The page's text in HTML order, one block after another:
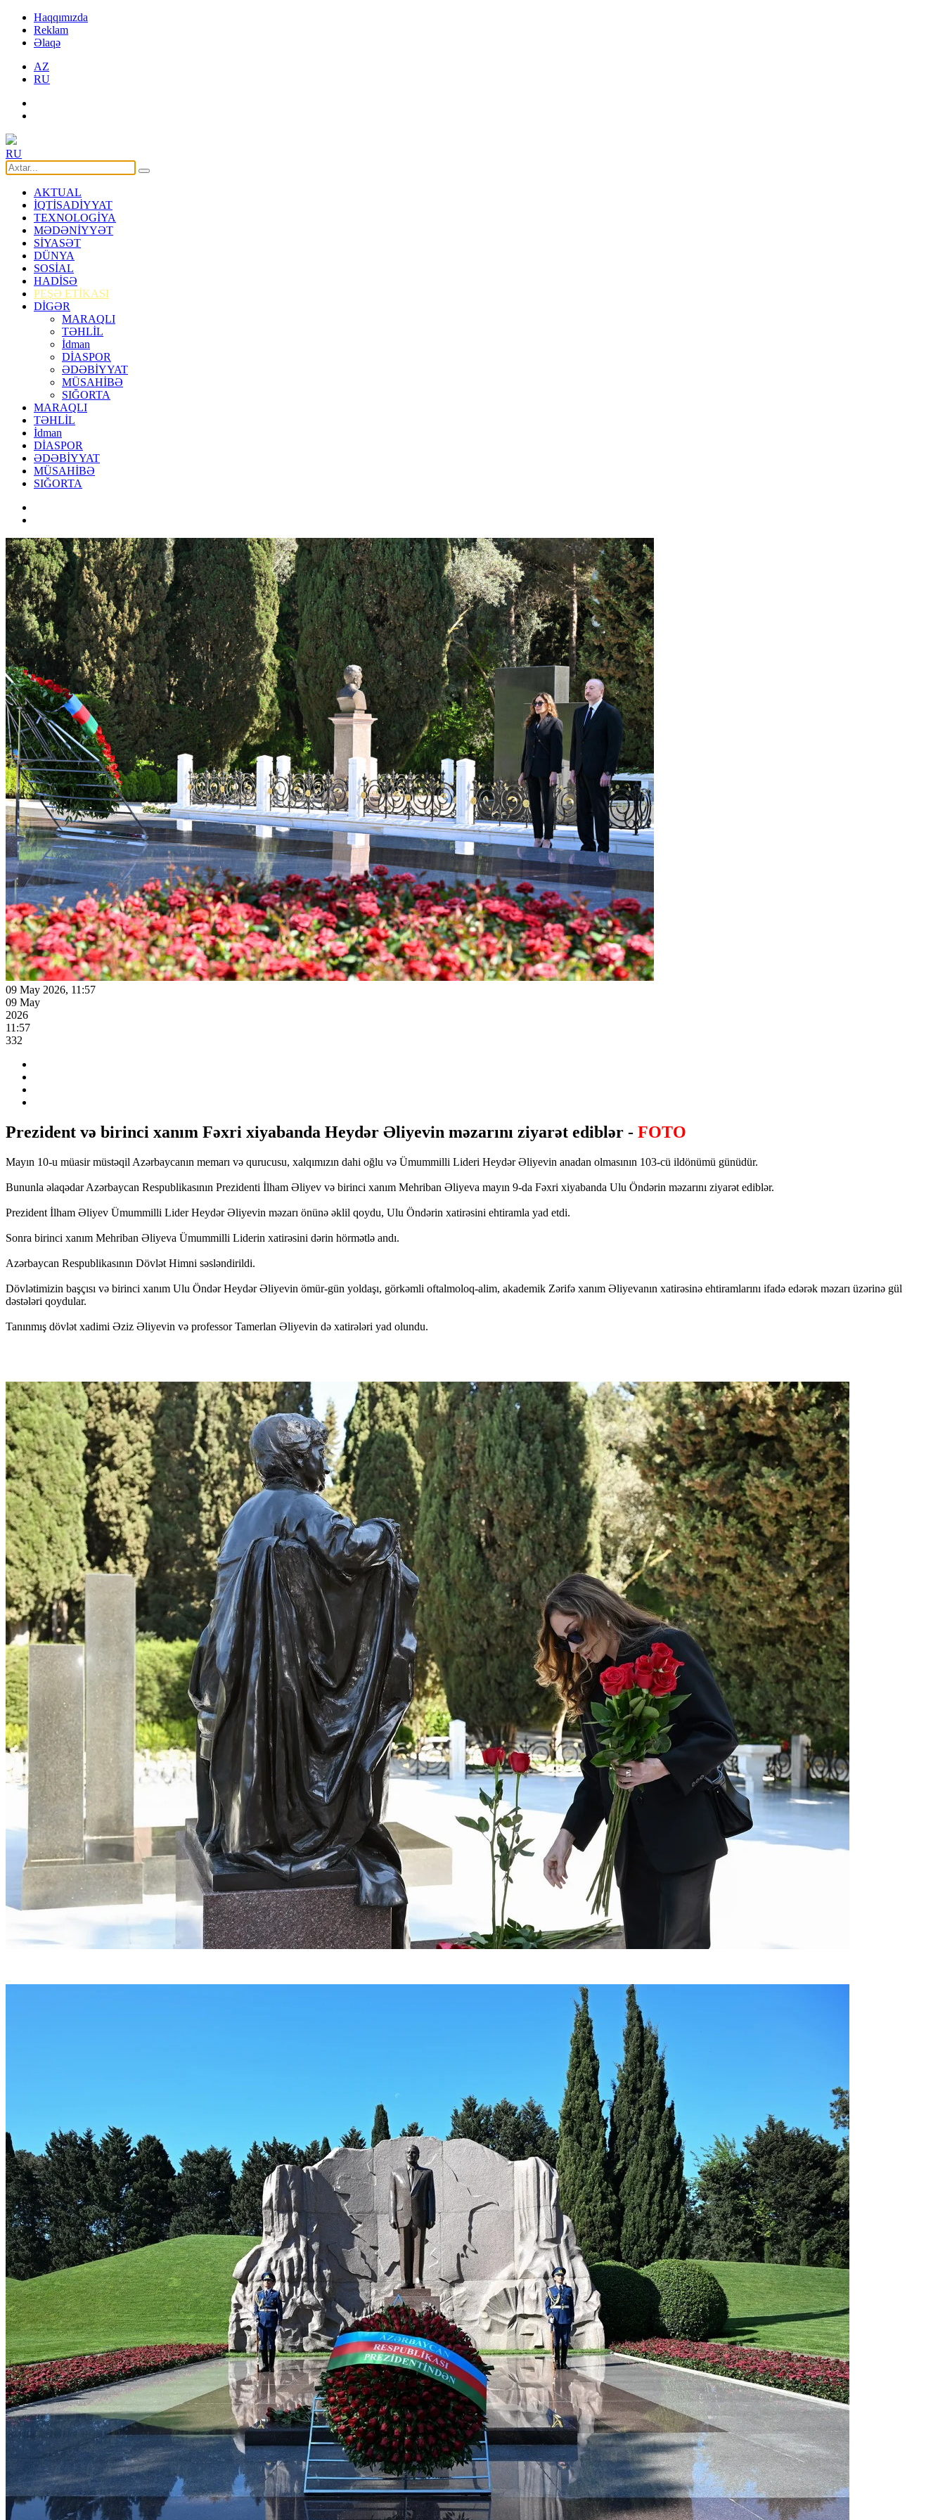
Haqqımızda
Reklam
Əlaqə
AZ
RU
RU
AKTUAL
İQTİSADİYYAT
TEXNOLOGİYA
MƏDƏNİYYƏT
SİYASƏT
DÜNYA
SOSİAL
HADİSƏ
PEŞƏ ETİKASI
DİGƏR
MARAQLI
TƏHLİL
İdman
DİASPOR
ƏDƏBİYYAT
MÜSAHİBƏ
SIĞORTA
MARAQLI
TƏHLİL
İdman
DİASPOR
ƏDƏBİYYAT
MÜSAHİBƏ
SIĞORTA
09 May 2026, 11:57
09 May
2026
11:57
332
Prezident və birinci xanım Fəxri xiyabanda Heydər Əliyevin məzarını ziyarət ediblər - FOTO
Mayın 10-u müasir müstəqil Azərbaycanın memarı və qurucusu, xalqımızın dahi oğlu və Ümummilli Lideri Heydər Əliyevin anadan olmasının 103-cü ildönümü günüdür.
Bununla əlaqədar Azərbaycan Respublikasının Prezidenti İlham Əliyev və birinci xanım Mehriban Əliyeva mayın 9-da Fəxri xiyabanda Ulu Öndərin məzarını ziyarət ediblər.
Prezident İlham Əliyev Ümummilli Lider Heydər Əliyevin məzarı önünə əklil qoydu, Ulu Öndərin xatirəsini ehtiramla yad etdi.
Sonra birinci xanım Mehriban Əliyeva Ümummilli Liderin xatirəsini dərin hörmətlə andı.
Azərbaycan Respublikasının Dövlət Himni səsləndirildi.
Dövlətimizin başçısı və birinci xanım Ulu Öndər Heydər Əliyevin ömür-gün yoldaşı, görkəmli oftalmoloq-alim, akademik Zərifə xanım Əliyevanın xatirəsinə ehtiramlarını ifadə edərək məzarı üzərinə gül
dəstələri qoydular.
Tanınmış dövlət xadimi Əziz Əliyevin və professor Tamerlan Əliyevin də xatirələri yad olundu.